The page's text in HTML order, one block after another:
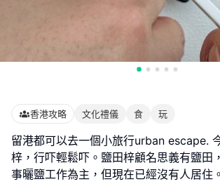
香港攻略 文化禮儀 食 玩
留港都可以去一個小旅行urban escape.
梓，行吓輕鬆吓。鹽田梓顧名思義有鹽田
事曬鹽工作為主，但現在已經沒有人居住